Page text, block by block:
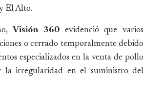
El Alto.
Visión 360 evidenció que varios
o cerrado temporalmente debido
especializados en la venta de pollo
la irregularidad en el suministro del